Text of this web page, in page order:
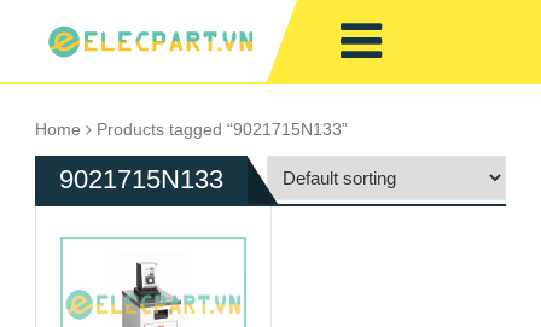
Home Products tagged “9021715N133”
9021715N133